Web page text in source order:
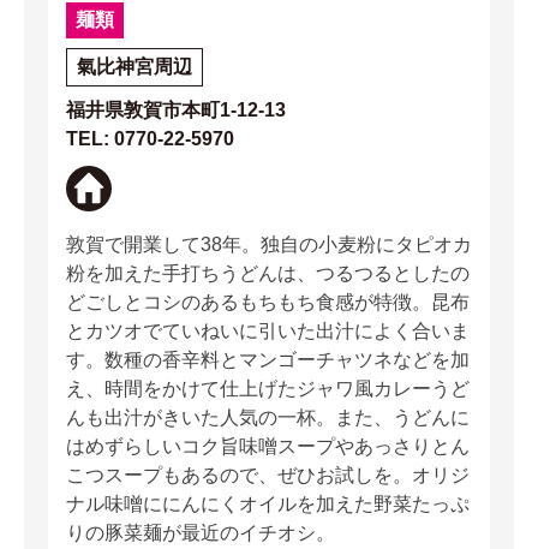
麺類
氣比神宮周辺
福井県敦賀市本町1-12-13
TEL: 0770-22-5970
敦賀で開業して38年。独自の小麦粉にタピオカ
粉を加えた手打ちうどんは、つるつるとしたの
どごしとコシのあるもちもち食感が特徴。昆布
とカツオでていねいに引いた出汁によく合いま
す。数種の香辛料とマンゴーチャツネなどを加
え、時間をかけて仕上げたジャワ風カレーうど
んも出汁がきいた人気の一杯。また、うどんに
はめずらしいコク旨味噌スープやあっさりとん
こつスープもあるので、ぜひお試しを。オリジ
ナル味噌ににんにくオイルを加えた野菜たっぷ
りの豚菜麺が最近のイチオシ。